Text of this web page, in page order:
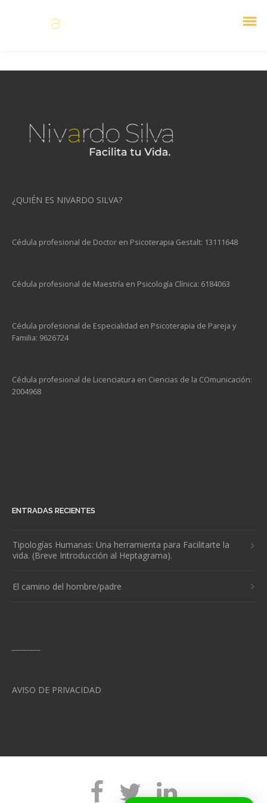
¿QUIÉN ES NIVARDO SILVA?
Cédula profesional de Doctor en Psicoterapia Gestalt: 13111648
Cédula profesional de Maestría en Psicología Clínica: 6184063
Cédula profesional de Especialidad en Psicoterapia de Pareja y
Familia: 9626724
Cédula profesional de Licenciatura en Ciencias de la COmunicación:
2004968
ENTRADAS RECIENTES
Tipologías Humanas: Una herramienta para Facilitarte la
vida. (Breve Introducción al Heptagrama).
El camino del hombre/padre
AVISO DE PRIVACIDAD